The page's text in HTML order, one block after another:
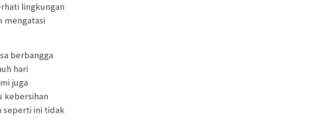
lingkungan
mengatasi
berbangga
hari
juga
kebersihan
seperti ini tidak